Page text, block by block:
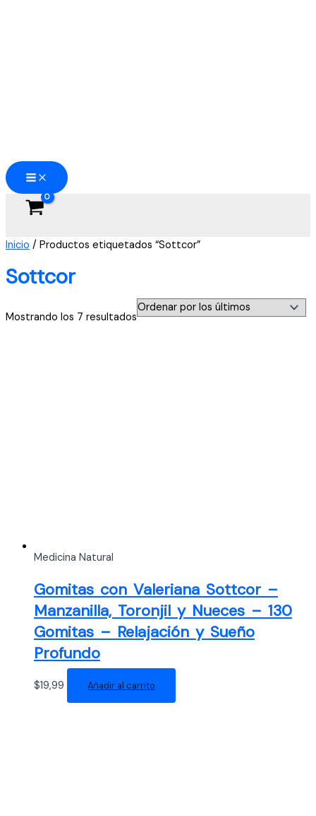
Inicio / Productos etiquetados “Sottcor”
Sottcor
Mostrando los 7 resultadosOrdenado
Medicina Natural
Gomitas con Valeriana Sottcor –
Manzanilla, Toronjil y Nueces – 130
Gomitas – Relajación y Sueño
Profundo
$19,99 Añadir al carrito